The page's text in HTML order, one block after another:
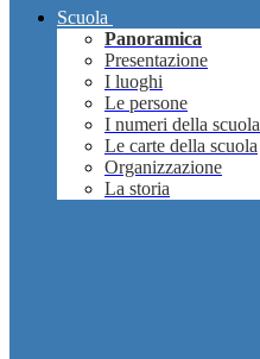
Scuola
Panoramica
Presentazione
I luoghi
Le persone
I numeri della scuola
Le carte della scuola
Organizzazione
La storia